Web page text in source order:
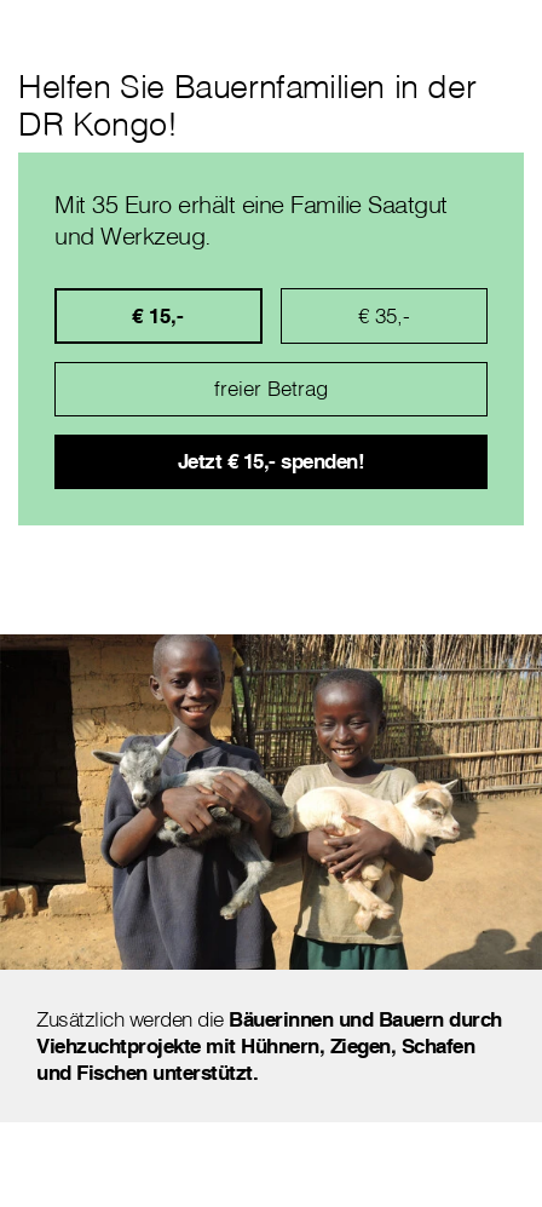
Helfen Sie Bauernfamilien in der
DR Kongo!
Mit 35 Euro erhält eine Familie Saatgut
und Werkzeug.
€ 15,- € 35,-
Zusätzlich werden die Bäuerinnen und Bauern durch
Viehzuchtprojekte mit Hühnern, Ziegen, Schafen
und Fischen unterstützt.